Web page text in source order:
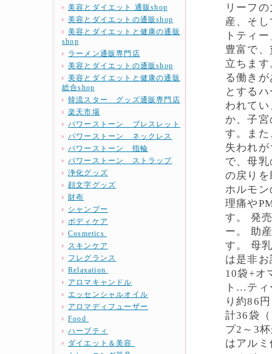
リーフ
産、そ
トティ
豊富で
立ちま
る働き
とする
われて
か、子
す。ま
失われ
で、母
の戻り
ホルモ
理痛や
す。 発
ー。 助
す。 母
は是非
10袋+オ
ト…ティ
り約86
計36袋
プ2～3
はアル
美容とダイエット 通販shop
美容とダイエットの通販shop
美容とダイエットと健康の通販
shop
ラーメン通販専門店
美容とダイエットの通販shop
美容とダイエットと健康の通販
総合shop
韓流スター グッズ通販専門店
楽天市場
パワーストーン ブレスレット
パワーストーン ネックレス
パワーストーン 指輪
パワーストーン ストラップ
浄化グッズ
顔文字グッズ
財布
シャンプー
ボディケア
Cosmetics
スキンケア
フレグランス
Relaxation
アロマキャンドル
エッセンシャルオイル
アロマディフューザー
Food
ハーブティ
ダイエット＆美容